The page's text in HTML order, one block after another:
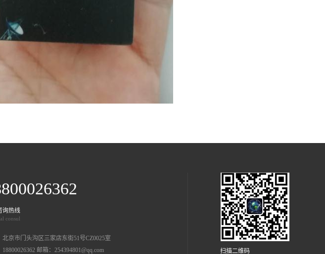
询热线
consul
北京市门头沟区三家店东街51号CZ0025室
18800026362 邮箱：254394801@qq.com
扫描二维码